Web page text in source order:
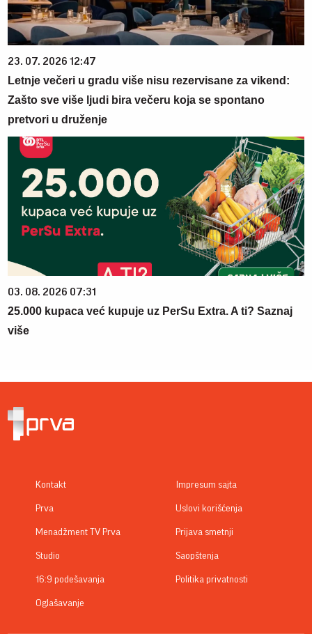
23. 07. 2026 12:47
Letnje večeri u gradu više nisu rezervisane za vikend:
Zašto sve više ljudi bira večeru koja se spontano
pretvori u druženje
03. 08. 2026 07:31
25.000 kupaca već kupuje uz PerSu Extra. A ti? Saznaj
više
Kontakt
Prva
Menadžment TV Prva
Studio
16:9 podešavanja
Oglašavanje
Impresum sajta
Uslovi korišćenja
Prijava smetnji
Saopštenja
Politika privatnosti